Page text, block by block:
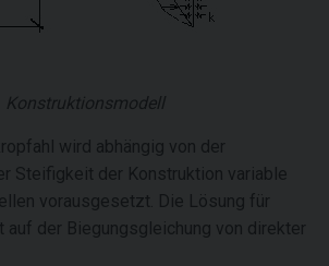
Konstruktionsmodell
wird abhängig von der
Steifigkeit der Konstruktion variable
vorausgesetzt. Die Lösung für
auf der Biegungsgleichung von direkter